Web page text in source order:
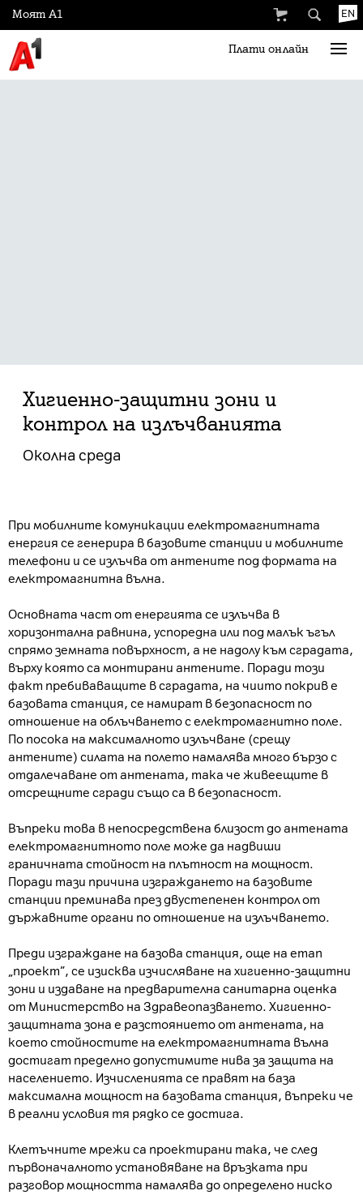
EN
Плати онлайн
Моят А1
Хигиенно-защитни зони и
контрол на излъчванията
Околна среда
При мобилните комуникации електромагнитната
енергия се генерира в базовите станции и мобилните
телефони и се излъчва от антените под формата на
електромагнитна вълна.
Основната част от енергията се излъчва в
хоризонтална равнина, успоредна или под малък ъгъл
спрямо земната повърхност, а не надолу към сградата,
върху която са монтирани антените. Поради този
факт пребиваващите в сградата, на чиито покрив е
базовата станция, се намират в безопасност по
отношение на облъчването с електромагнитно поле.
По посока на максималното излъчване (срещу
антените) силата на полето намалява много бързо с
отдалечаване от антената, така че живеещите в
отсрещните сгради също са в безопасност.
Въпреки това в непосредствена близост до антената
електромагнитното поле може да надвиши
граничната стойност на плътност на мощност.
Поради тази причина изграждането на базовите
станции преминава през двустепенен контрол от
държавните органи по отношение на излъчването.
Преди изграждане на базова станция, още на етап
„проект”, се изисква изчисляване на хигиенно-защитни
зони и издаване на предварителна санитарна оценка
от Министерство на Здравеопазването. Хигиенно-
защитната зона е разстоянието от антената, на
което стойностите на електромагнитната вълна
достигат пределно допустимите нива за защита на
населението. Изчисленията се правят на база
максимална мощност на базовата станция, въпреки че
в реални условия тя рядко се достига.
Клетъчните мрежи са проектирани така, че след
първоначалното установяване на връзката при
разговор мощността намалява до определено ниско